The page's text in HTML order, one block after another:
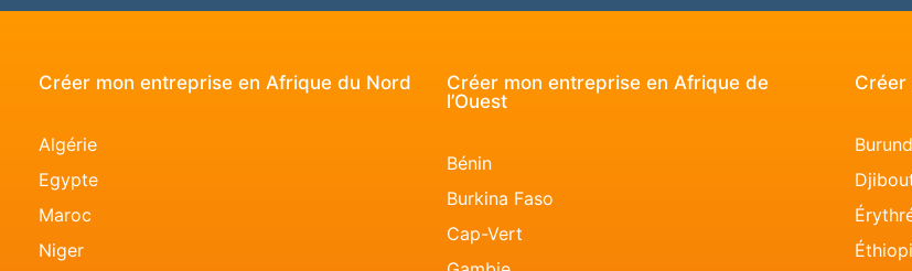
Créer mon entreprise en Afrique du Nord
Algérie
Egypte
Maroc
Niger
Créer mon entreprise en Afrique de
l’Ouest
Bénin
Burkina Faso
Cap-Vert
Créer